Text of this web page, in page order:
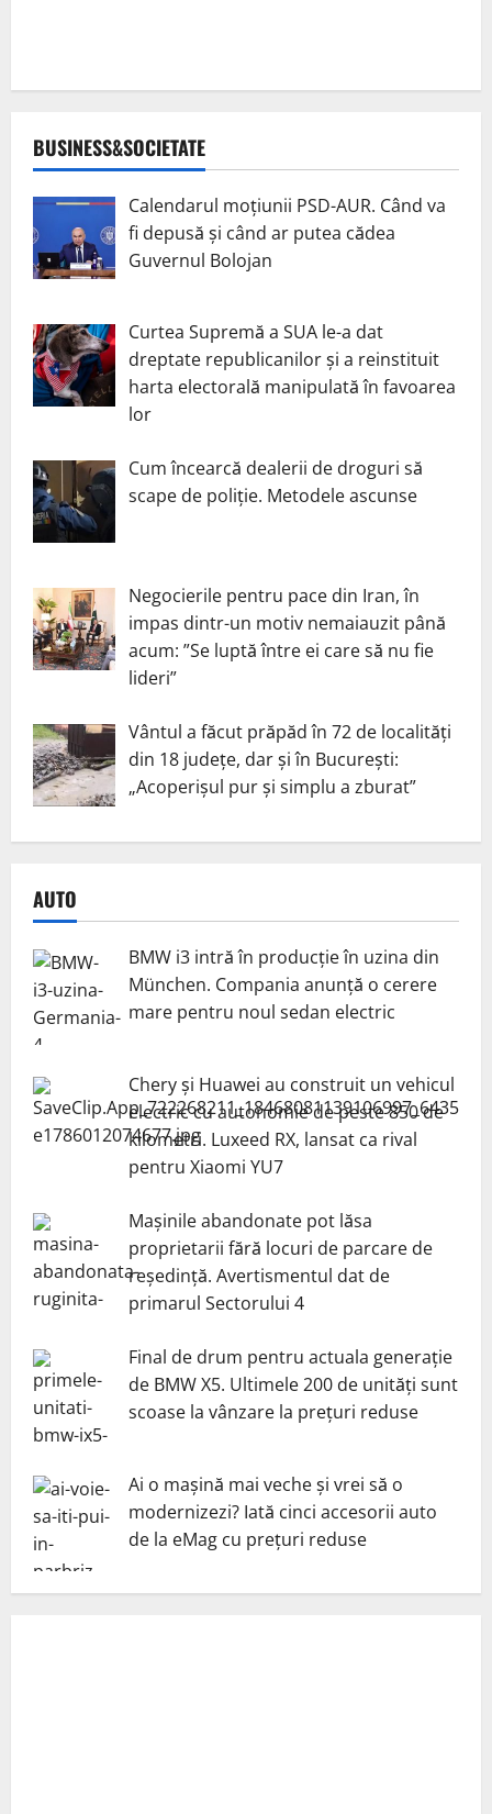
BUSINESS&SOCIETATE
Calendarul moțiunii PSD-AUR. Când va
fi depusă și când ar putea cădea
Guvernul Bolojan
Curtea Supremă a SUA le-a dat
dreptate republicanilor și a reinstituit
harta electorală manipulată în favoarea
lor
Cum încearcă dealerii de droguri să
scape de poliție. Metodele ascunse
Negocierile pentru pace din Iran, în
impas dintr-un motiv nemaiauzit până
acum: ”Se luptă între ei care să nu fie
lideri”
Vântul a făcut prăpăd în 72 de localități
din 18 județe, dar și în București:
„Acoperișul pur și simplu a zburat”
AUTO
BMW i3 intră în producție în uzina din
München. Compania anunță o cerere
mare pentru noul sedan electric
Chery și Huawei au construit un vehicul
electric cu autonomie de peste 850 de
kilometri. Luxeed RX, lansat ca rival
pentru Xiaomi YU7
Mașinile abandonate pot lăsa
proprietarii fără locuri de parcare de
reședință. Avertismentul dat de
primarul Sectorului 4
Final de drum pentru actuala generație
de BMW X5. Ultimele 200 de unități sunt
scoase la vânzare la prețuri reduse
Ai o mașină mai veche și vrei să o
modernizezi? Iată cinci accesorii auto
de la eMag cu prețuri reduse